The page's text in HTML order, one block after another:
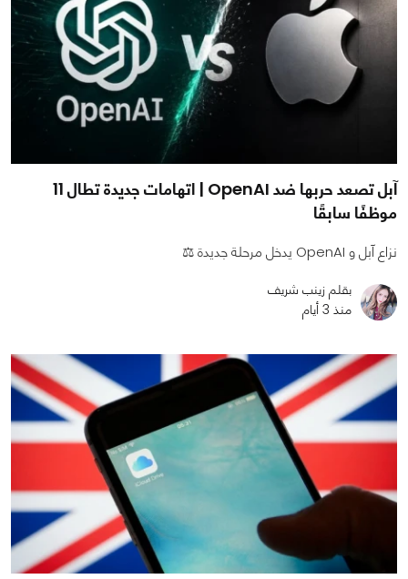
آبل تصعد حربها ضد OpenAI | اتهامات جديدة تطال 11
موظفًا سابقًا
نزاع آبل و OpenAI يدخل مرحلة جديدة ⚖️
بقلم زينب شريف
منذ 3 أيام